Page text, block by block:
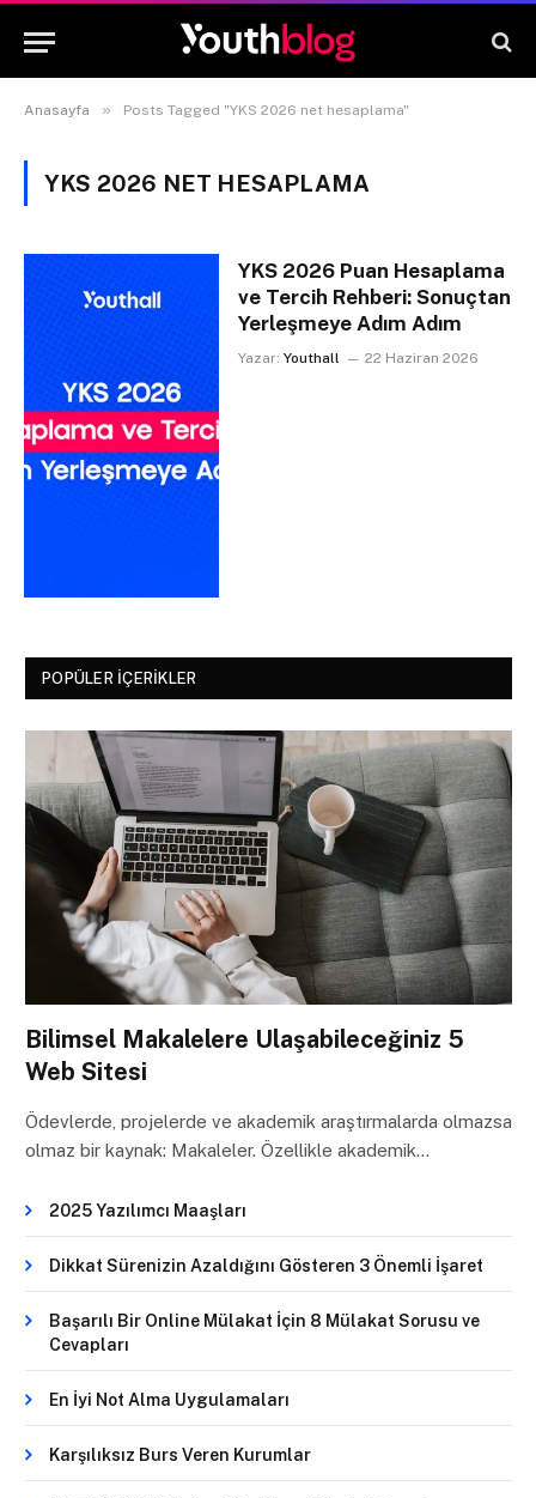
Anasayfa » Posts Tagged "YKS 2026 net hesaplama"
YKS 2026 NET HESAPLAMA
YKS 2026 Puan Hesaplama
ve Tercih Rehberi: Sonuçtan
Yerleşmeye Adım Adım
Yazar: Youthall 22 Haziran 2026
POPÜLER İÇERIKLER
Bilimsel Makalelere Ulaşabileceğiniz 5
Web Sitesi
Ödevlerde, projelerde ve akademik araştırmalarda olmazsa
olmaz bir kaynak: Makaleler. Özellikle akademik…
2025 Yazılımcı Maaşları
Dikkat Sürenizin Azaldığını Gösteren 3 Önemli İşaret
Başarılı Bir Online Mülakat İçin 8 Mülakat Sorusu ve
Cevapları
En İyi Not Alma Uygulamaları
Karşılıksız Burs Veren Kurumlar